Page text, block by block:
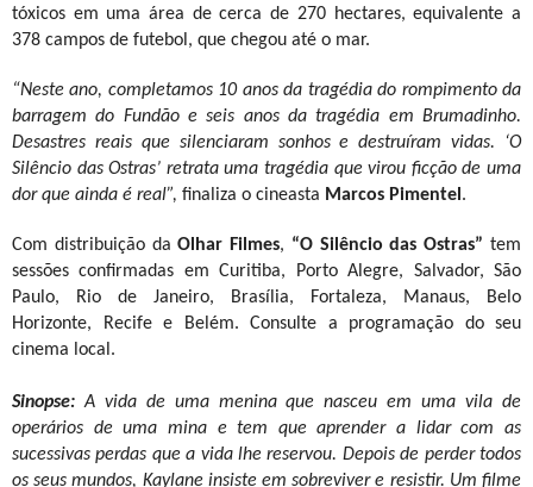
tóxicos em uma área de cerca de 270 hectares, equivalente a
378 campos de futebol, que chegou até o mar.
“Neste ano, completamos 10 anos da tragédia do rompimento da
barragem do Fundão e seis anos da tragédia em Brumadinho.
Desastres reais que silenciaram sonhos e destruíram vidas. ‘O
Silêncio das Ostras’ retrata uma tragédia que virou ficção de uma
dor que ainda é real”, finaliza o cineasta Marcos Pimentel.
Com distribuição daOlhar Filmes, “O Silêncio das Ostras” tem
sessões confirmadas em Curitiba, Porto Alegre, Salvador, São
Paulo, Rio de Janeiro, Brasília, Fortaleza, Manaus, Belo
Horizonte, Recife e Belém. Consulte a programação do seu
cinema local.
Sinopse: A vida de uma menina que nasceu em uma vila de
operários de uma mina e tem que aprender a lidar com as
sucessivas perdas que a vida lhe reservou. Depois de perder todos
os seus mundos, Kaylane insiste em sobreviver e resistir. Um filme